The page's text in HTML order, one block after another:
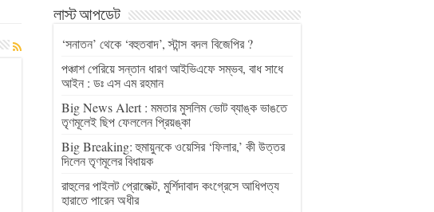
লাস্ট আপডেট
‘সনাতন’ থেকে ‘বহুতবাদ’, স্টান্স বদল বিজেপির ?
পঞ্চাশ পেরিয়ে সন্তান ধারণ আইভিএফে সম্ভব, বাধ সাধে
আইন : ডঃ এস এম রহমান
Big News Alert : মমতার মুসলিম ভোট ব্যাঙ্ক ভাঙতে
তৃণমূলেই ছিপ ফেললেন প্রিয়ঙ্কা
Big Breaking: হুমায়ুনকে ওয়েসির ‘ফিলার,’ কী উত্তর
দিলেন তৃণমূলের বিধায়ক
রাহুলের পাইলট প্রোজেক্ট, মুর্শিদাবাদ কংগ্রেসে আধিপত্য
হারাতে পারেন অধীর